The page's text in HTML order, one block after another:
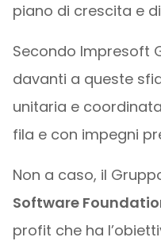
piano di crescita e
Secondo Impresoft
davanti a queste
unitaria e
fila e con impegni
Non a caso, il
Software
profit che ha